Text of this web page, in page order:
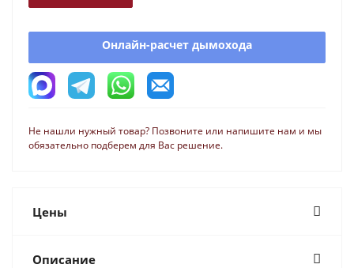
Онлайн-расчет дымохода
Не нашли нужный товар? Позвоните или напишите нам и мы
обязательно подберем для Вас решение.
Цены
Описание